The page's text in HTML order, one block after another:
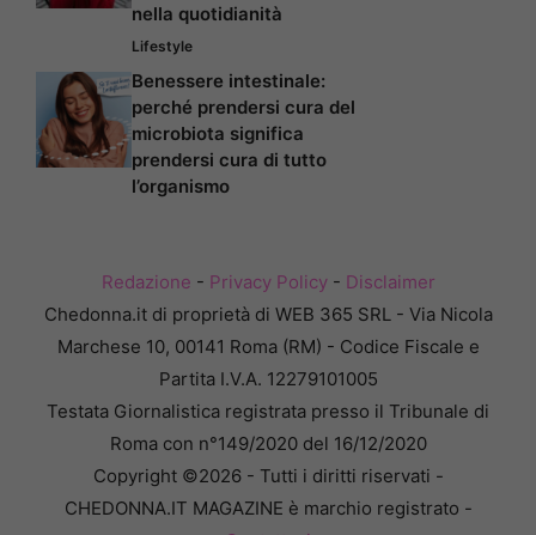
nella quotidianità
Lifestyle
Benessere intestinale:
perché prendersi cura del
microbiota significa
prendersi cura di tutto
l’organismo
Redazione - Privacy Policy- Disclaimer
Chedonna.it di proprietà di WEB 365 SRL - Via Nicola
Marchese 10, 00141 Roma (RM) - Codice Fiscale e
Partita I.V.A. 12279101005
Testata Giornalistica registrata presso il Tribunale di
Roma con n°149/2020 del 16/12/2020
Copyright ©2026 - Tutti i diritti riservati -
CHEDONNA.IT MAGAZINE è marchio registrato -